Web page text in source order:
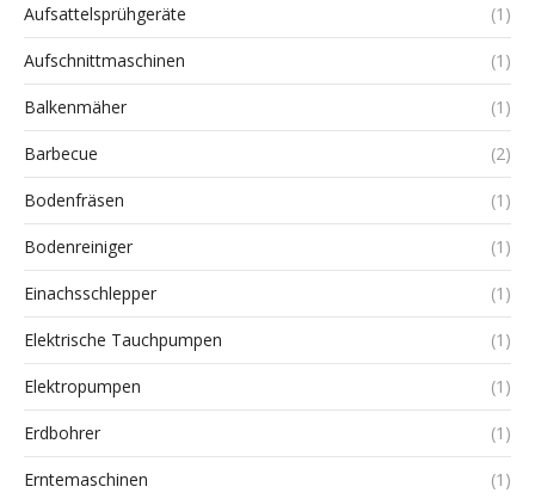
Aufsattelsprühgeräte (1)
Aufschnittmaschinen (1)
Balkenmäher (1)
Barbecue (2)
Bodenfräsen (1)
Bodenreiniger (1)
Einachsschlepper (1)
Elektrische Tauchpumpen (1)
Elektropumpen (1)
Erdbohrer (1)
Erntemaschinen (1)